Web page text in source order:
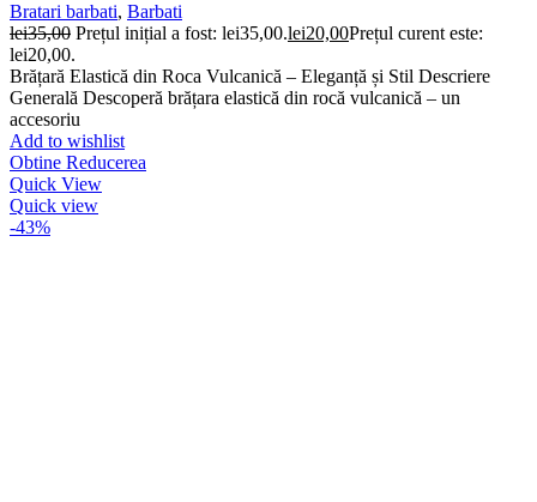
Bratari barbati, Barbati
lei35,00 Prețul inițial a fost: lei35,00.lei20,00Prețul curent este:
lei20,00.
Brățară Elastică din Roca Vulcanică – Eleganță și Stil Descriere
Generală Descoperă brățara elastică din rocă vulcanică – un
accesoriu
Add to wishlist
Obtine Reducerea
Quick View
Quick view
-43%